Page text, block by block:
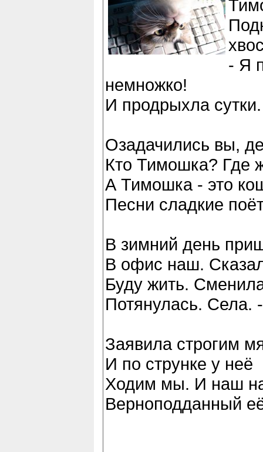
- Я
немножко!
И продрыхла
Озадачились вы,
Кто Тимошка? Где
А Тимошка - это
Песни сладкие
В зимний день
В офис наш.
Буду жить.
Потянулась. Села.
Заявила строгим
И по струнке у неё
Ходим мы. И наш
Верноподданный